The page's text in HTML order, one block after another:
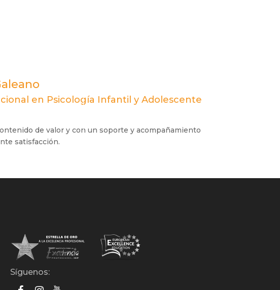
en Psicología Infantil y Adolescente
de valor y con un soporte y acompañamiento
satisfacción.
Síguenos: